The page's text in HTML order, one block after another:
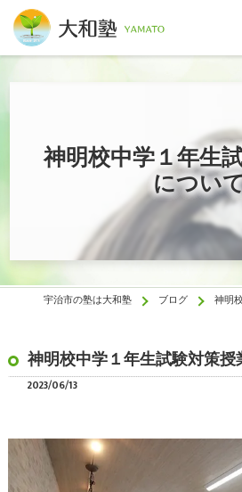
神明校中学１年生
につい
宇治市の塾は大和塾 ブログ 神明
神明校中学１年生試験対策授
2023/06/13